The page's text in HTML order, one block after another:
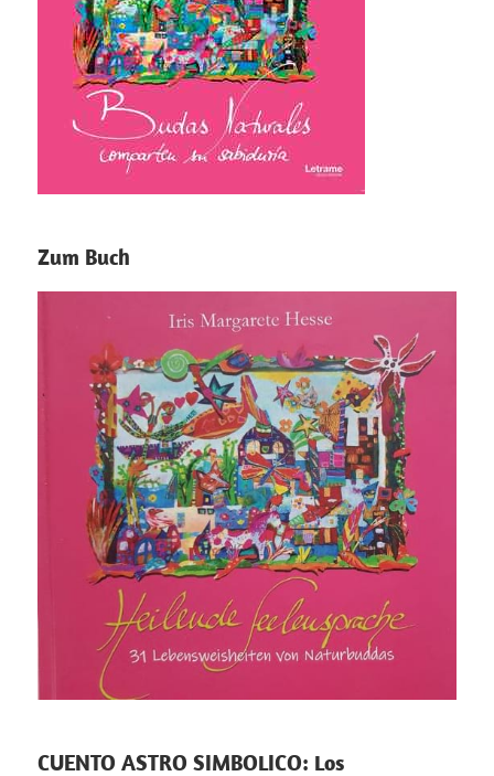
Zum Buch
CUENTO ASTRO SIMBOLICO: Los